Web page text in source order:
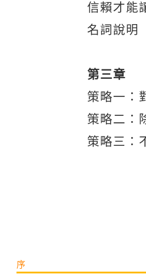
信賴才能
名詞說明
第三章
策略一：
策略二：
策略三：
序